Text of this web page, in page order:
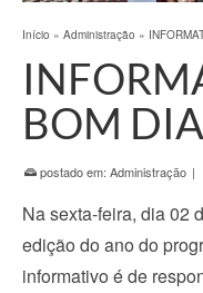
Início » Administração »
BOM
postado em: Administração |
Na sexta-feira, dia 02
edição do ano do
informativo é de